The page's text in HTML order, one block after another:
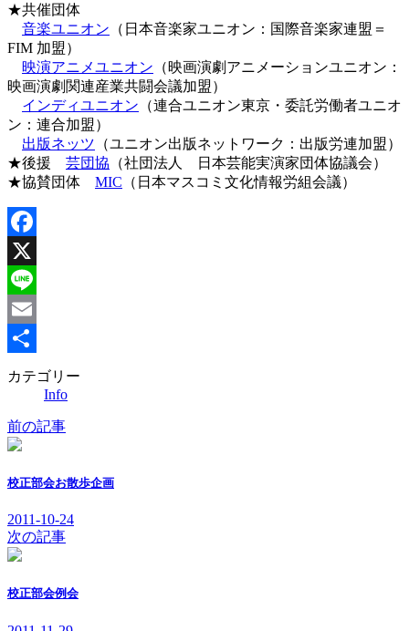
★共催団体
音楽ユニオン （日本音楽家ユニオン：国際音楽家連盟＝
FIM 加盟）
映演アニメユニオン （映画演劇アニメーションユニオン：
映画演劇関連産業共闘会議加盟）
インディユニオン （連合ユニオン東京・委託労働者ユニオ
ン：連合加盟）
出版ネッツ （ユニオン出版ネットワーク：出版労連加盟）
★後援 芸団協 （社団法人 日本芸能実演家団体協議会）
★協賛団体 MIC （日本マスコミ文化情報労組会議）
Facebook
X
Line
Email
共
カテゴリー
Info
前の記事
校正部会お散歩企画
2011-10-24
次の記事
校正部会例会